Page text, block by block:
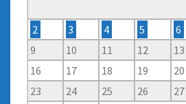
2
3 4 5 6
9
10 11 12 13
16
17 18 19 20
23
24 25 26 27